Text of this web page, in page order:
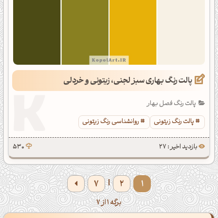
پالت رنگ بهاری سبز لجنی، زیتونی و خردلی
پالت رنگ فصل بهار
پالت رنگ زیتونی
روانشناسی رنگ زیتونی
بازدید اخیر : 27 530
1
2
|
7
برگه 1 از 7